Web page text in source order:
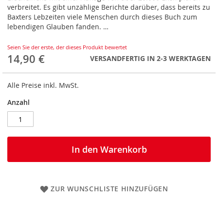
verbreitet. Es gibt unzählige Berichte darüber, dass bereits zu
Baxters Lebzeiten viele Menschen durch dieses Buch zum
lebendigen Glauben fanden. …
Seien Sie der erste, der dieses Produkt bewertet
14,90 € VERSANDFERTIG IN 2-3 WERKTAGEN
Alle Preise inkl. MwSt.
Anzahl
In den Warenkorb
ZUR WUNSCHLISTE HINZUFÜGEN